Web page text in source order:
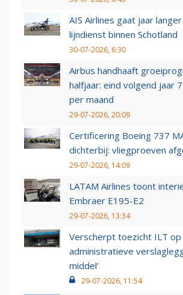
AIS Airlines gaat jaar
lijndienst binnen Schotland
30-07-2026, 6:30
Airbus handhaaft
halfjaar: eind volgend jaar
per maand
29-07-2026, 20:09
Certificering Boeing 737
dichterbij: vliegproeven
29-07-2026, 14:09
LATAM Airlines toont
Embraer E195-E2
29-07-2026, 13:34
Verscherpt toezicht ILT op
administratieve
middel’
29-07-2026, 11:54